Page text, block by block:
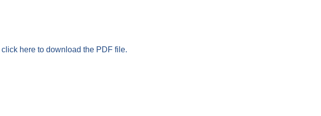
click here to download the PDF file.